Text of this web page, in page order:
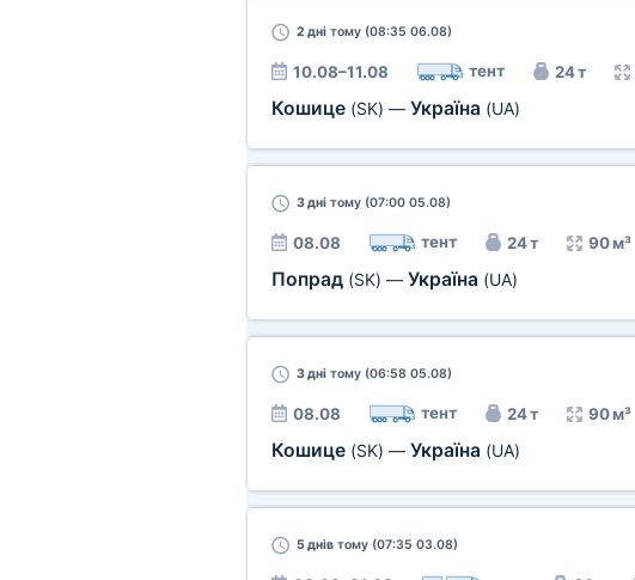
2 днітому (08:35 06.08)
10.08–11.08 тент 24 т
Кошице (SK) — Україна (UA)
3 днітому (07:00 05.08)
08.08 тент 24 т 90 м³
Попрад (SK) — Україна (UA)
3 днітому (06:58 05.08)
08.08 тент 24 т 90 м³
Кошице (SK) — Україна (UA)
5 днівтому (07:35 03.08)